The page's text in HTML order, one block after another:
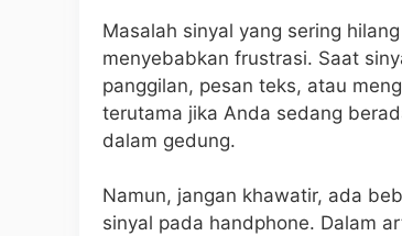
Masalah sinyal yang sering
menyebabkan frustrasi. Saat
panggilan, pesan teks, atau
terutama jika Anda sedang
dalam gedung.
Namun, jangan khawatir, ada
sinyal pada handphone. Dalam